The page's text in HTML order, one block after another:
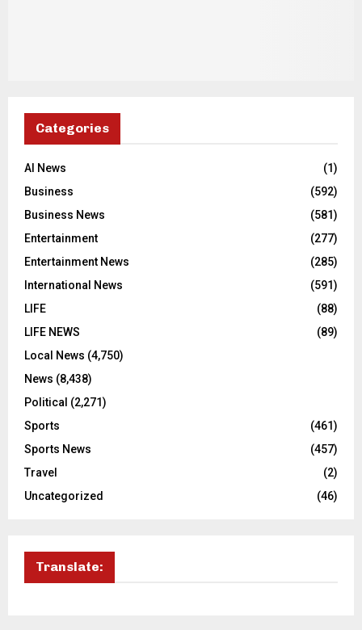
Categories
AI News
(1)
Business
(592)
Business News
(581)
Entertainment
(277)
Entertainment News
(285)
International News
(591)
LIFE
(88)
LIFE NEWS
(89)
Local News (4,750)
News (8,438)
Political (2,271)
Sports
(461)
Sports News
(457)
Travel
(2)
Uncategorized
(46)
Translate: